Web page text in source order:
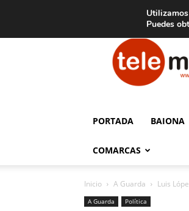
Aviso legal
PORTADA BAIONA
COMARCAS
Inicio A Guarda Luis
A Guarda Política
Puedes